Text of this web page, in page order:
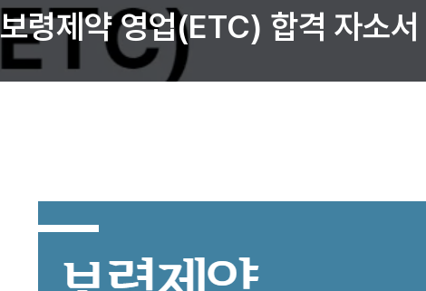
보령제약 영업(ETC) 합격 자소